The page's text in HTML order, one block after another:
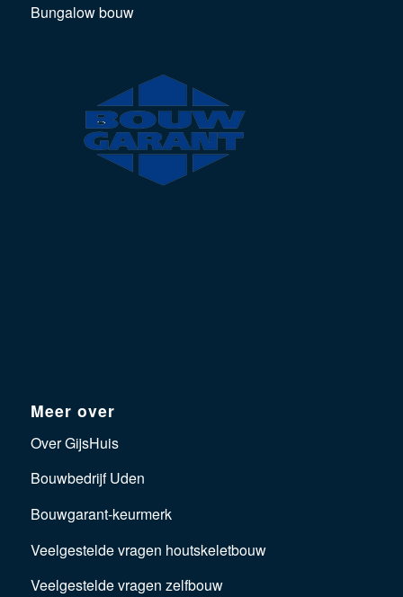
Bungalow bouw
Meer over
Over GijsHuis
Bouwbedrijf Uden
Bouwgarant-keurmerk
Veelgestelde vragen houtskeletbouw
Veelgestelde vragen zelfbouw